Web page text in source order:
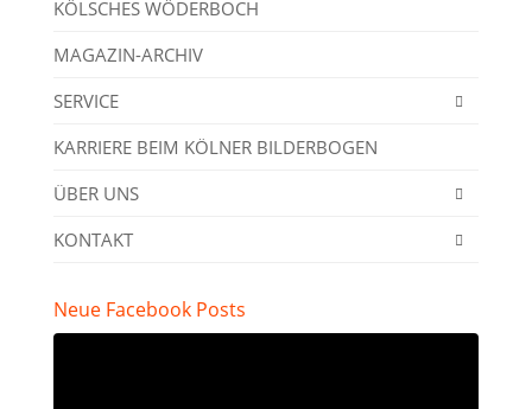
KÖLSCHES WÖDERBOCH
MAGAZIN-ARCHIV
SERVICE
KARRIERE BEIM KÖLNER BILDERBOGEN
ÜBER UNS
KONTAKT
Neue Facebook Posts